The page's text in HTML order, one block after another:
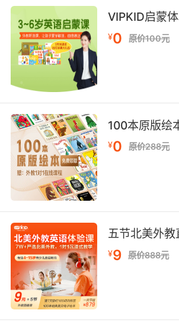
建立英语思维能力，为孩子营造
的语言环境。可以通过以下三个
第一，可以先教会孩子一些简单
招呼或者常用的句式：I see + 孩
以及what’s this?跟it’s …
第二，家长也可结合有声绘本陪
助正版的音频资料帮助孩子养成
音习惯。同时也可让孩子通过书
理解更多的单词含义及用法，浸入
第三，家长要帮助孩子多对所
跟复习，帮助孩子找出发音的强
基础知识。
最后，在日常生活中家长也要陪
的说英语，并且不能终止英语听
在家学习，家长可以多带孩子到
阔的环境里鼓励孩子大胆、大声
文儿歌。也可在郊游的时候为孩
VIPKID启蒙
¥0 原价100元
100本原版绘
¥0 原价288元
五节北美外教
¥9 原价888元